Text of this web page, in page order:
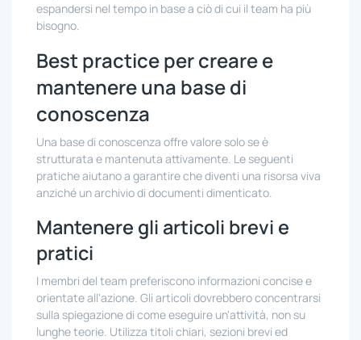
espandersi nel tempo in base a ciò di cui il team ha più
bisogno.
Best practice per creare e
mantenere una base di
conoscenza
Una base di conoscenza offre valore solo se è
strutturata e mantenuta attivamente. Le seguenti
pratiche aiutano a garantire che diventi una risorsa viva
anziché un archivio di documenti dimenticato.
Mantenere gli articoli brevi e
pratici
I membri del team preferiscono informazioni concise e
orientate all'azione. Gli articoli dovrebbero concentrarsi
sulla spiegazione di come eseguire un'attività, non su
lunghe teorie. Utilizza titoli chiari, sezioni brevi ed